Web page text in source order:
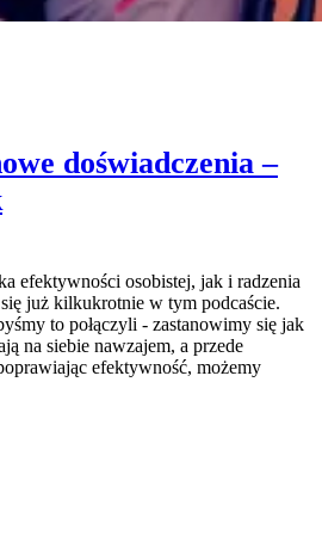
doświadczenia –
efektywności osobistej, jak i radzenia
się już kilkukrotnie w tym podcaście.
to połączyli - zastanowimy się jak
na siebie nawzajem, a przede
efektywność, możemy